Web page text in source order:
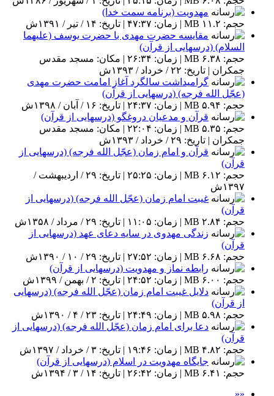
مهدویت (برنامه سمت خدا)
حجم: ۱۱.۲ MB | زمان: ۴۷:۳۷ | تاریخ: ۱۴ / تیر / ۱۳۹۱ش
مقایسه حضرت مهدی با حضرت یوسف (علیهما
السلام) (درسهایی از قرآن)
حجم: ۶.۳۸ MB | زمان: ۲۶:۳۴ | مکان: مسجد مقدس
جمکران | تاریخ: ۲۲ / خرداد / ۱۳۹۳ش
گرامیداشت سالگرد آغاز امامت حضرت مهدی
(عجّل الله فرجه) (درسهایی از قرآن)
حجم: ۵.۹۴ MB | زمان: ۲۴:۳۷ | تاریخ: ۱۶ / آبان / ۱۳۹۸ش
قرآن و مدعیان دروغگو (درسهایی از قرآن)
حجم: ۵.۳۵ MB | زمان: ۲۲:۰۴ | مکان: مسجد مقدس
جمکران | تاریخ: ۲۹ / خرداد / ۱۳۹۳ش
قرآن و امام زمان (عجّل الله فرجه) (درسهایی از
قرآن)
حجم: ۶.۱۲ MB | زمان: ۲۵:۲۵ | تاریخ: ۲۹ / اردیبهشت /
۱۳۹۷ش
غیبت امام زمان (عجّل الله فرجه) (درسهایی از
قرآن)
حجم: ۲.۸۴ MB | زمان: ۱۱:۰۵ | تاریخ: ۲۹ / مرداد / ۱۳۵۸ش
زندگی مهدوی در سایه دعای عهد (درسهایی از
قرآن)
حجم: ۶.۶۸ MB | زمان: ۲۷:۵۲ | تاریخ: ۲۹ / ۱۰ / ۱۳۹۰ش
رابطه نماز و مهدویت (درسهایی از قرآن)
حجم: ۶.۰۰ MB | زمان: ۲۴:۵۲ | تاریخ: ۲ / بهمن / ۱۳۹۹ش
دلایل غیبت امام زمان (عجّل الله فرجه) (درسهایی
از قرآن)
حجم: ۵.۹۸ MB | زمان: ۲۴:۴۹ | تاریخ: ۲۳ / ۴ / ۱۳۹۰ش
دعا برای امام زمان (عجّل الله فرجه) (درسهایی از
قرآن)
حجم: ۴.۸۲ MB | زمان: ۱۹:۴۶ | تاریخ: ۳ / خرداد / ۱۳۹۷ش
جایگاه مهدویت در اسلام (درسهایی از قرآن)
حجم: ۶.۴۱ MB | زمان: ۲۶:۴۲ | تاریخ: ۱۴ / ۳ / ۱۳۹۴ش
««